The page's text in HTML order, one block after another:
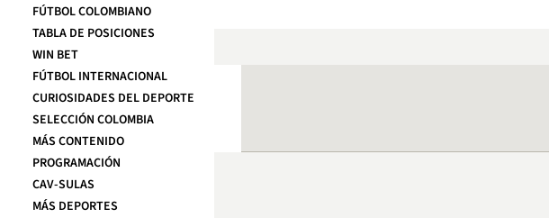
FÚTBOL COLOMBIANO
TABLA DE POSICIONES
WIN BET
FÚTBOL INTERNACIONAL
CURIOSIDADES DEL DEPORTE
SELECCIÓN COLOMBIA
MÁS CONTENIDO
PROGRAMACIÓN
CAV-SULAS
MÁS DEPORTES